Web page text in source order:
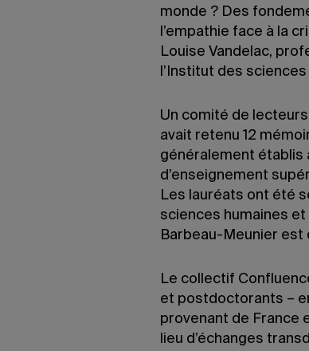
monde ? Des
l’empathie face à la
Louise Vandelac,
l’Institut des
Un comité de
avait retenu 12
généralement établis
d’enseignement
Les lauréats ont été
sciences humaines
Barbeau-Meunier est
Le collectif
et postdoctorants –
provenant de France
lieu d’échanges